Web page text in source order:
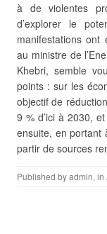
à de violentes
d’explorer le
manifestations
au ministre de
Khebri, semble
points : sur les
objectif de
9 % d’ici à 2030,
ensuite, en portant
partir de sources
Published byadmin, in